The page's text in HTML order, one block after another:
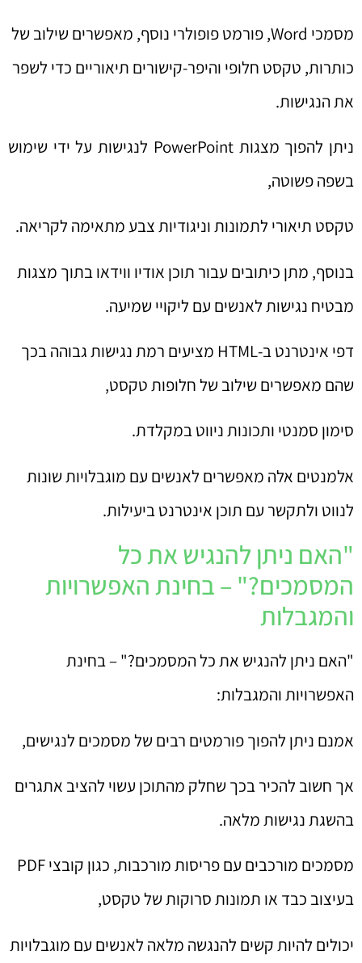
מסמכי Word, פורמט פופולרי נוסף, מאפשרים שילוב של
כותרות, טקסט חלופי והיפר-קישורים תיאוריים כדי לשפר
את הנגישות.
ניתן להפוך מצגות PowerPoint לנגישות על ידי שימוש
בשפה פשוטה,
טקסט תיאורי לתמונות וניגודיות צבע מתאימה לקריאה.
בנוסף, מתן כיתובים עבור תוכן אודיו ווידאו בתוך מצגות
מבטיח נגישות לאנשים עם ליקויי שמיעה.
דפי אינטרנט ב-HTML מציעים רמת נגישות גבוהה בכך
שהם מאפשרים שילוב של חלופות טקסט,
סימון סמנטי ותכונות ניווט במקלדת.
אלמנטים אלה מאפשרים לאנשים עם מוגבלויות שונות
לנווט ולתקשר עם תוכן אינטרנט ביעילות.
"האם ניתן להנגיש את כל
המסמכים?" – בחינת האפשרויות
והמגבלות
"האם ניתן להנגיש את כל המסמכים?" – בחינת
האפשרויות והמגבלות:
אמנם ניתן להפוך פורמטים רבים של מסמכים לנגישים,
אך חשוב להכיר בכך שחלק מהתוכן עשוי להציב אתגרים
בהשגת נגישות מלאה.
מסמכים מורכבים עם פריסות מורכבות, כגון קובצי PDF
בעיצוב כבד או תמונות סרוקות של טקסט,
יכולים להיות קשים להנגשה מלאה לאנשים עם מוגבלויות